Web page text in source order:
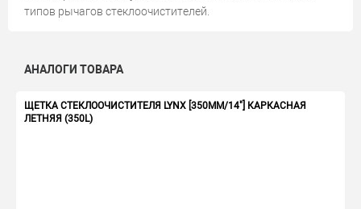
типов рычагов стеклоочистителей.
АНАЛОГИ ТОВАРА
ЩЕТКА СТЕКЛООЧИСТИТЕЛЯ LYNX [350ММ/14"] КАРКАСНАЯ
ЛЕТНЯЯ (350L)